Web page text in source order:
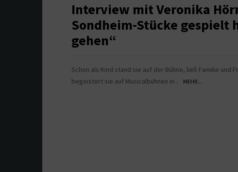
Interview mit Veronika
Sondheim-Stücke gespielt
gehen“
Schon als Kind stand sie auf der Bühne, ließ Familie und
begeistert sie auf Musicalbühnen in...
MEHR...